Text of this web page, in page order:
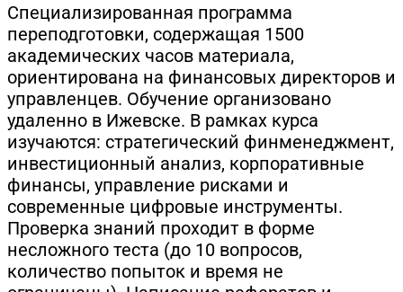
Специализированная программа
переподготовки, содержащая 1500
академических часов материала,
ориентирована на финансовых директоров и
управленцев. Обучение организовано
удаленно в Ижевске. В рамках курса
изучаются: стратегический финменеджмент,
инвестиционный анализ, корпоративные
финансы, управление рисками и
современные цифровые инструменты.
Проверка знаний проходит в форме
несложного теста (до 10 вопросов,
количество попыток и время не